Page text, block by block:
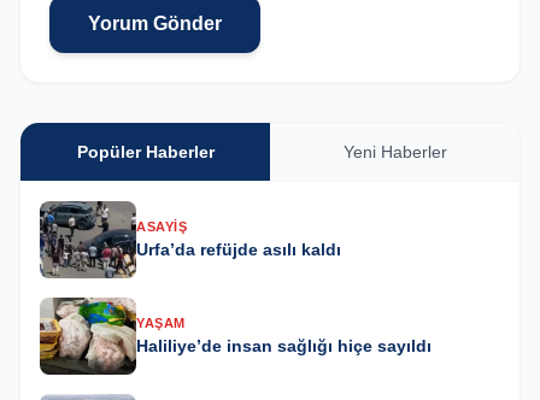
Yorum Gönder
Popüler Haberler Yeni Haberler
ASAYIŞ
Urfa’da refüjde asılı kaldı
YAŞAM
Haliliye’de insan sağlığı hiçe sayıldı